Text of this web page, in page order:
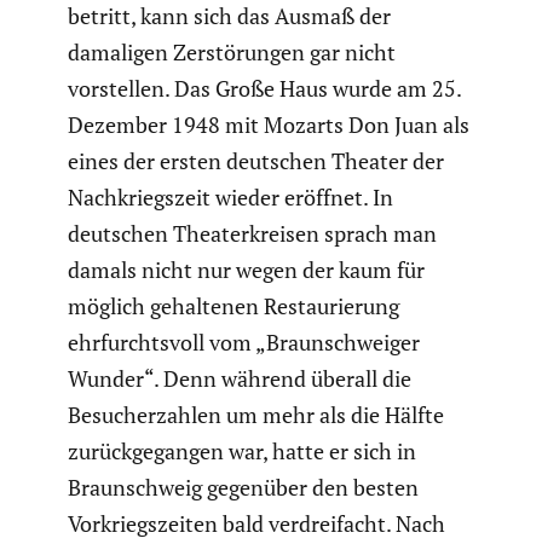
betritt, kann sich das Ausmaß der
damaligen Zerstö­rungen gar nicht
vorstellen. Das Große Haus wurde am 25.
Dezember 1948 mit Mozarts Don Juan als
eines der ersten deutschen Theater der
Nachkriegs­zeit wieder eröffnet. In
deutschen Theater­kreisen sprach man
damals nicht nur wegen der kaum für
möglich gehal­tenen Restau­rie­rung
ehrfurchts­voll vom „Braun­schweiger
Wunder“. Denn während überall die
Besucher­zahlen um mehr als die Hälfte
zurück­ge­gangen war, hatte er sich in
Braun­schweig gegenüber den besten
Vorkriegs­zeiten bald verdrei­facht. Nach